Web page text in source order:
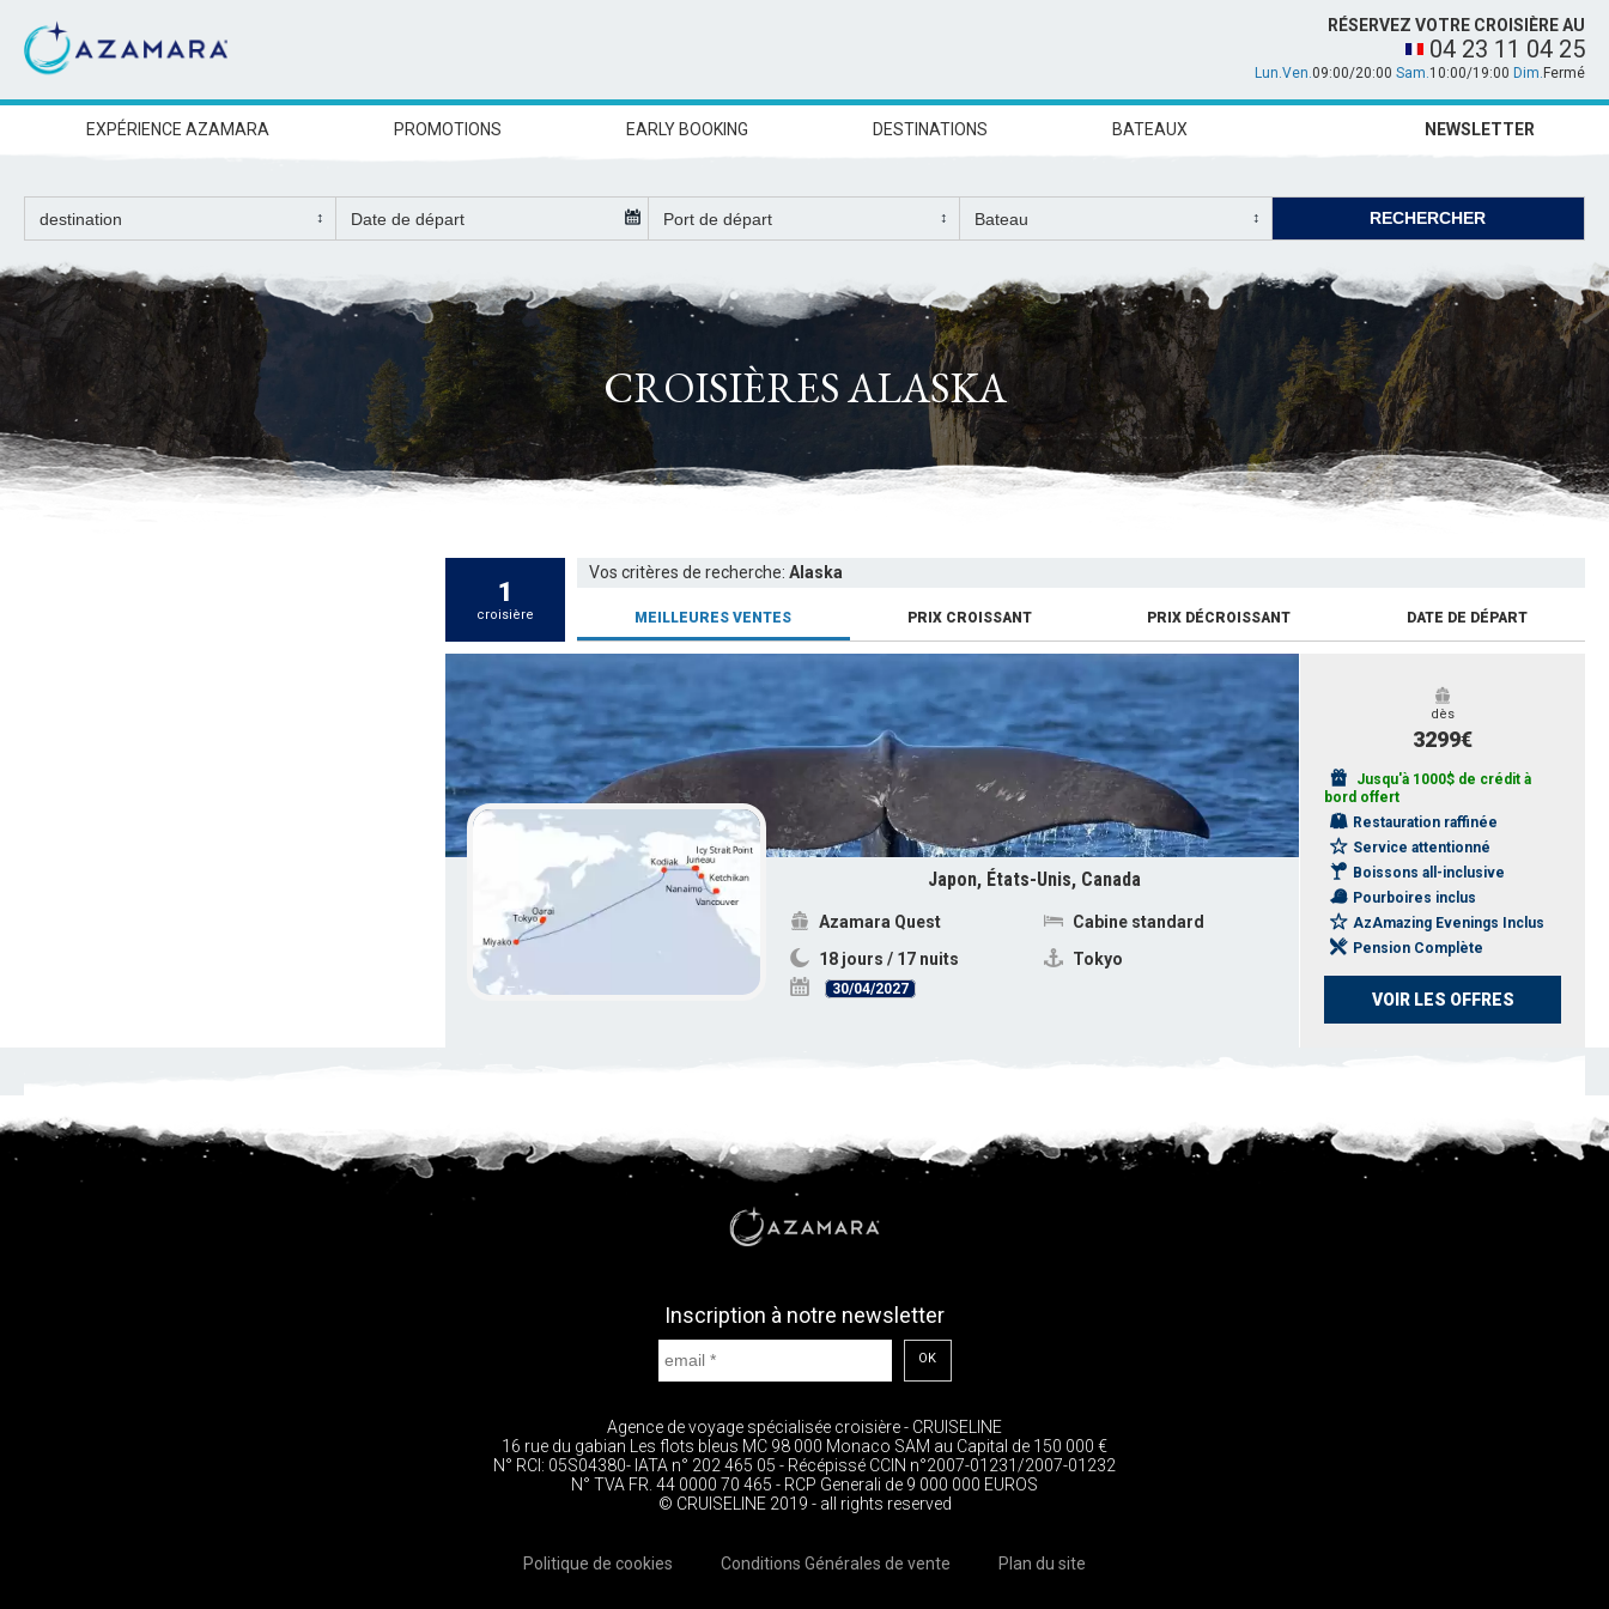
RÉSERVEZ VOTRE CROISIÈRE AU
04 23 11 04 25
Lun.Ven.09:00/20:00 Sam.10:00/19:00 Dim. Fermé
EXPÉRIENCE AZAMARA PROMOTIONS EARLY BOOKING DESTINATIONS BATEAUX NEWSLETTER
CROISIÈRES ALASKA
1
croisière
Vos critères de recherche:Alaska
MEILLEURES VENTES PRIX CROISSANT PRIX DÉCROISSANT DATE DE DÉPART
Japon, États-Unis, Canada
Azamara Quest
18 jours / 17 nuits
Cabine standard
Tokyo
30/04/2027
dès
3299€
Jusqu'à 1000$ de crédit à
bord offert
Restauration raffinée
Service attentionné
Boissons all-inclusive
Pourboires inclus
AzAmazing Evenings Inclus
Pension Complète
VOIR LES OFFRES
Inscription à notre newsletter
OK
Agence de voyage spécialisée croisière - CRUISELINE
16 rue du gabian Les flots bleus MC 98 000 Monaco SAM au Capital de 150 000 €
N° RCI: 05S04380- IATA n° 202 465 05 - Récépissé CCIN n°2007-01231/2007-01232
N° TVA FR. 44 0000 70 465 - RCP Generali de 9 000 000 EUROS
© CRUISELINE 2019 - all rights reserved
Politique de cookies Conditions Générales de vente Plan du site